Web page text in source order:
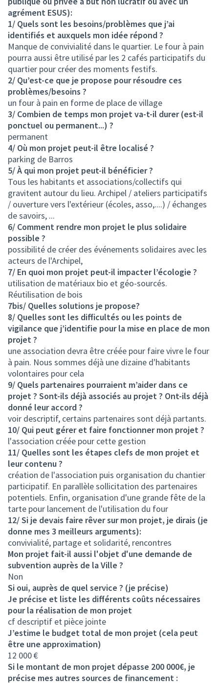
agrément ESUS):
1/ Quels sont les besoins/problèmes que j’ai
identifiés et auxquels mon idée répond ?
Manque de convivialité dans le quartier. Le four à pain
pourra aussi être utilisé par les 2 cafés participatifs du
quartier pour créer des moments festifs.
2/ Qu’est-ce que je propose pour résoudre ces
problèmes/besoins ?
un four à pain en forme de place de village
3/ Combien de temps mon projet va-t-il durer (est-il
ponctuel ou permanent...) ?
permanent
4/ Où mon projet peut-il être localisé ?
parking de Barros
5/ À qui mon projet peut-il bénéficier ?
Tous les habitants et associations/collectifs qui
gravitent autour du lieu. Archipel / ateliers participatifs
/ ouverture vers l'extérieur (écoles, asso,....) / échanges
de savoirs, ...
6/ Comment rendre mon projet le plus solidaire
possible ?
possibilité de créer des événements solidaires avec les
acteurs de l'Archipel,
7/ En quoi mon projet peut-il impacter l’écologie ?
utilisation de matériaux bio et géo-sourcés.
Réutilisation de bois
7bis/ Quelles solutions je propose?
8/ Quelles sont les difficultés ou les points de
vigilance que j’identifie pour la mise en place de mon
projet ?
une association devra être créée pour faire vivre le four
à pain. Nous sommes déjà une dizaine d'habitants
volontaires pour cela
9/ Quels partenaires pourraient m’aider dans ce
projet ? Sont-ils déjà associés au projet ? Ont-ils déjà
donné leur accord ?
voir descriptif, certains partenaires sont déjà partants.
10/ Qui peut gérer et faire fonctionner mon projet ?
l'association créée pour cette gestion
11/ Quelles sont les étapes clefs de mon projet et
leur contenu ?
création de l'association puis organisation du chantier
participatif. En parallèle sollicitation des partenaires
potentiels. Enfin, organisation d'une grande fête de la
tarte pour lancement de l'utilisation du four
12/ Si je devais faire rêver sur mon projet, je dirais (je
donne mes 3 meilleurs arguments):
convivialité, partage et solidarité, rencontres
Mon projet fait-il aussi l'objet d'une demande de
subvention auprès de la Ville ?
Non
Si oui, auprès de quel service ? (je précise)
Je précise et liste les différents coûts nécessaires
pour la réalisation de mon projet
cf descriptif et pièce jointe
J’estime le budget total de mon projet (cela peut
être une approximation)
12 000 €
Si le montant de mon projet dépasse 200 000€, je
précise mes autres sources de financement :